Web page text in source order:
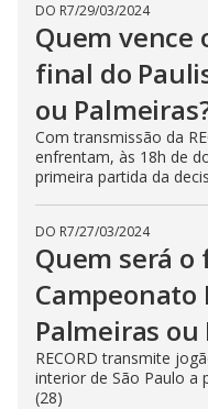
DO R7/29/03/2024
Quem vence
final do
ou
Com transmissão da
enfrentam, às 18h de
primeira partida da
DO R7/27/03/2024
Quem será
Campeonato
Palmeiras
RECORD transmite
interior de São Paulo a
(28)